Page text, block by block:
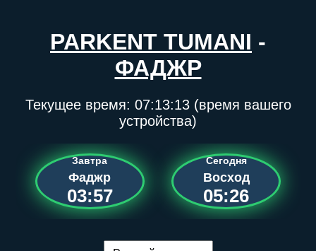
PARKENT TUMANI -
ФАДЖР
Текущее время: 07:13:13(время вашего
устройства)
Завтра
Фаджр
03:57
Сегодня
Восход
05:26